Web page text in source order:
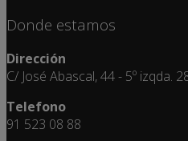
Donde estamos
Dirección
C/ José Abascal, 44 - 5º izqda.
Telefono
91 523 08 88